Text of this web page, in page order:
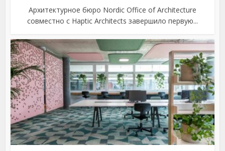
Архитектурное бюро Nordic Office of Architecture
совместно с Haptic Architects завершило первую...